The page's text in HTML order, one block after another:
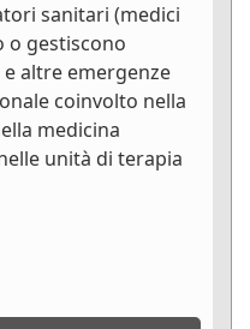
sanitari (medici
o gestiscono
altre emergenze
coinvolto nella
medicina
unità di terapia